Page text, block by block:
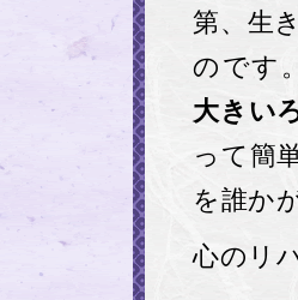
第、生
のです
大きい
って簡
を誰か
心の